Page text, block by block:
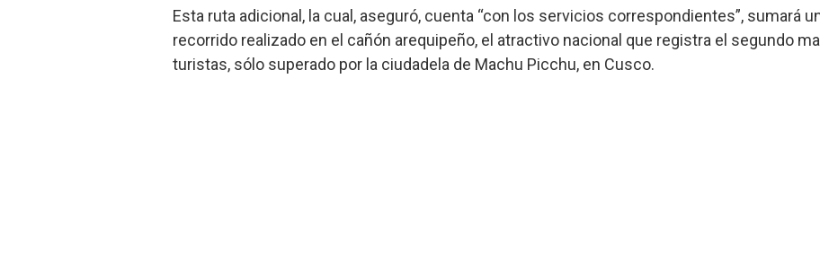
Esta ruta adicional, la cual, aseguró, cuenta “con los servicios correspondientes”, sumará
recorrido realizado en el cañón arequipeño, el atractivo nacional que registra el segundo
turistas, sólo superado por la ciudadela de Machu Picchu, en Cusco.